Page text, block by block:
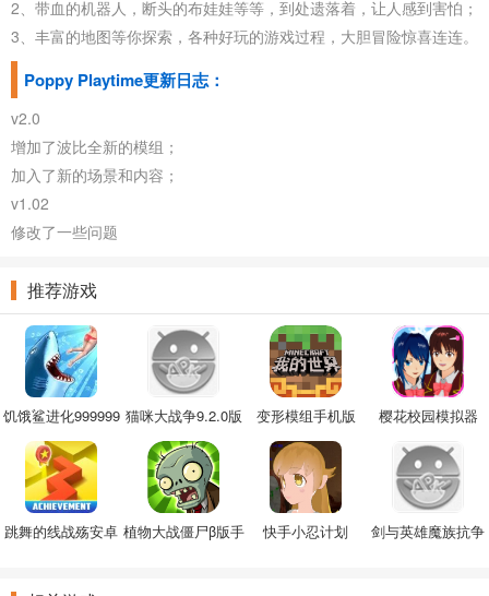
2、带血的机器人，断头的布娃娃等等，到处遗落着，让人感到害怕；
3、丰富的地图等你探索，各种好玩的游戏过程，大胆冒险惊喜连连。
Poppy Playtime更新日志：
v2.0
增加了波比全新的模组；
加入了新的场景和内容；
v1.02
修改了一些问题
推荐游戏
饥饿鲨进化999999
钻右最新
猫咪大战争9.2.0版
本
变形模组手机版
樱花校园模拟器
2022中文版
跳舞的线战殇安卓 植物大战僵尸β版手
快手小忍计划
剑与英雄魔族抗争